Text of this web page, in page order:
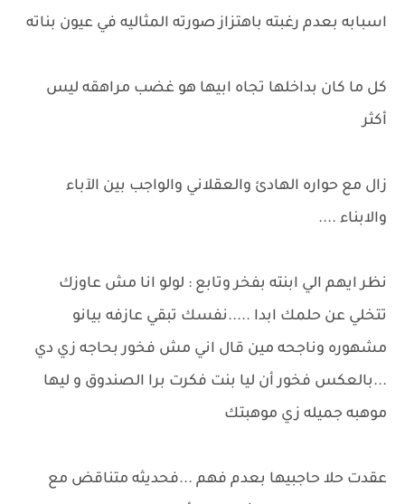
اسبابه بعدم رغبته باهتزاز صورته المثاليه في عيون بناته
كل ما كان بداخلها تجاه ابيها هو غضب مراهقه ليس
أكثر
زال مع حواره الهادئ والعقلاني والواجب بين الآباء
والابناء ....
نظر ايهم الي ابنته بفخر وتابع : لولو انا مش عاوزك
تتخلي عن حلمك ابدا .....نفسك تبقي عازفه بيانو
مشهوره وناجحه مين قال اني مش فخور بحاجه زي دي
...بالعكس فخور أن ليا بنت فكرت برا الصندوق و ليها
موهبه جميله زي موهبتك
عقدت حلا حاجبيها بعدم فهم ...فحديثه متناقض مع